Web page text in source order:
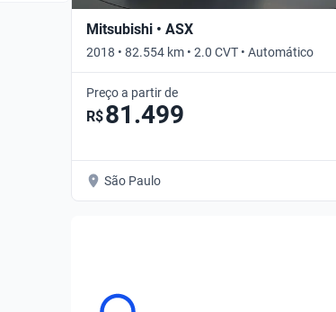
Mitsubishi • ASX
2018 • 82.554 km • 2.0 CVT • Automático
Preço a partir de
R$81.499
São Paulo